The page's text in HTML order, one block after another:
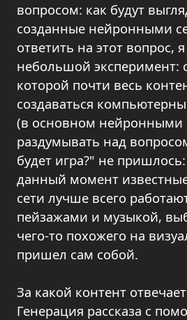
вопросом: как будут
созданные нейронными
ответить на этот вопрос,
небольшой эксперимент:
которой почти весь
создаваться
(в основном нейронными
раздумывать над
будет игра?" не
данный момент
сети лучше всего
пейзажами и музыкой,
чего-то похожего на
пришел сам собой.
За какой контент
Генерация рассказа с